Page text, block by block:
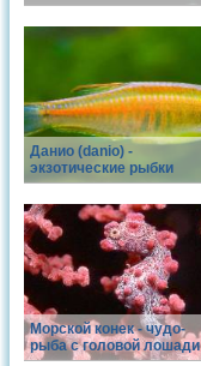
Данио (danio) -
экзотические рыбки
Морской конек - чудо-
рыба с головой лошади